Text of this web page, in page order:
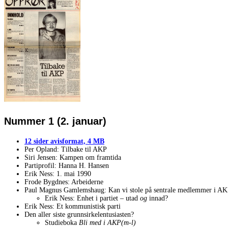
Nummer 1 (2. januar)
12 sider avisformat, 4 MB
Per Opland: Tilbake til AKP
Siri Jensen: Kampen om framtida
Partiprofil: Hanna H. Hansen
Erik Ness: 1. mai 1990
Frode Bygdnes: Arbeiderne
Paul Magnus Gamlemshaug: Kan vi stole på sentrale medlemmer i
Erik Ness: Enhet i partiet – utad og innad?
Erik Ness: Et kommunistisk parti
Den aller siste grunnsirkelentusiasten?
Studieboka Bli med i AKP(m-l)